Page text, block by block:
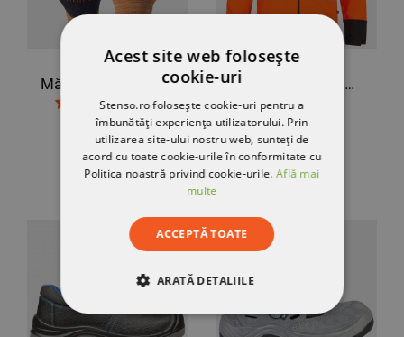
Mănuși imersate în nitril BOCA
14,20 RON
-10%
12,78 RON
Geaca de lucru NOBEL PRO 2.0 HV PORTOCALIU
166,84 RON
Acest site web folosește
cookie-uri
Stenso.ro folosește cookie-uri pentru a
îmbunătăți experiența utilizatorului. Prin
utilizarea site-ului nostru web, sunteți de
acord cu toate cookie-urile în conformitate cu
Politica noastră privind cookie-urile.Află mai
multe
ACCEPTĂ TOATE
ARATĂ DETALIILE
STRICT NECESARE